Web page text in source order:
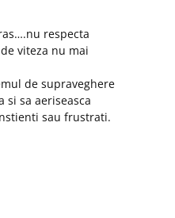
respecta
viteza nu mai
de supraveghere
si sa aeriseasca
sau frustrati.